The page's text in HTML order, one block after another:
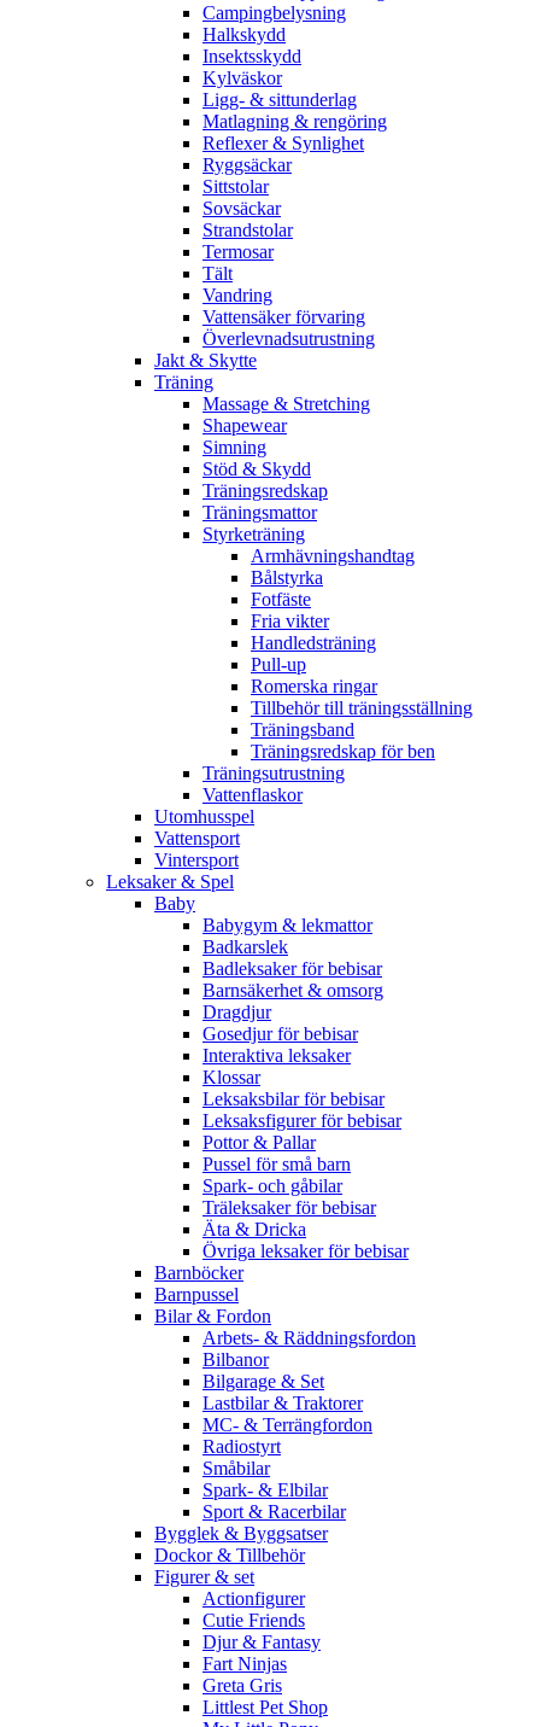
Campingbelysning
Halkskydd
Insektsskydd
Kylväskor
Ligg- & sittunderlag
Matlagning & rengöring
Reflexer & Synlighet
Ryggsäckar
Sittstolar
Sovsäckar
Strandstolar
Termosar
Tält
Vandring
Vattensäker förvaring
Överlevnadsutrustning
Jakt & Skytte
Träning
Massage & Stretching
Shapewear
Simning
Stöd & Skydd
Träningsredskap
Träningsmattor
Styrketräning
Armhävningshandtag
Bålstyrka
Fotfäste
Fria vikter
Handledsträning
Pull-up
Romerska ringar
Tillbehör till träningsställning
Träningsband
Träningsredskap för ben
Träningsutrustning
Vattenflaskor
Utomhusspel
Vattensport
Vintersport
Leksaker & Spel
Baby
Babygym & lekmattor
Badkarslek
Badleksaker för bebisar
Barnsäkerhet & omsorg
Dragdjur
Gosedjur för bebisar
Interaktiva leksaker
Klossar
Leksaksbilar för bebisar
Leksaksfigurer för bebisar
Pottor & Pallar
Pussel för små barn
Spark- och gåbilar
Träleksaker för bebisar
Äta & Dricka
Övriga leksaker för bebisar
Barnböcker
Barnpussel
Bilar & Fordon
Arbets- & Räddningsfordon
Bilbanor
Bilgarage & Set
Lastbilar & Traktorer
MC- & Terrängfordon
Radiostyrt
Småbilar
Spark- & Elbilar
Sport & Racerbilar
Bygglek & Byggsatser
Dockor & Tillbehör
Figurer & set
Actionfigurer
Cutie Friends
Djur & Fantasy
Fart Ninjas
Greta Gris
Littlest Pet Shop